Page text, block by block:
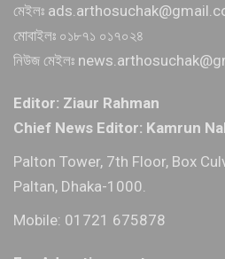
মেইলঃ
মোবাইলঃ ০১৮৭১ ০১৭০২৪
নিউজ মেইলঃ
Editor: Ziaur Rahman
Chief News Editor: Kamrun
Palton Tower, 7th Floor, Box
Paltan, Dhaka-1000.
Mobile: 01721 675878